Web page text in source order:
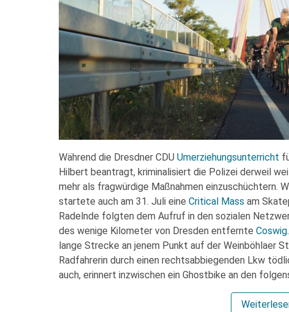
Während die Dresdner CDU Umerziehungsunterricht
Hilbert beantragt, kriminalisiert die Polizei derweil
mehr als fragwürdige Maßnahmen einzuschüchtern.
startete auch am 31. Juli eine Critical Mass am
Radelnde folgten dem Aufruf in den sozialen
des wenige Kilometer von Dresden entfernte Coswig
lange Strecke an jenem Punkt auf der Weinböhlaer
Radfahrerin durch einen rechtsabbiegenden Lkw
auch, erinnert inzwischen ein Ghostbike an den